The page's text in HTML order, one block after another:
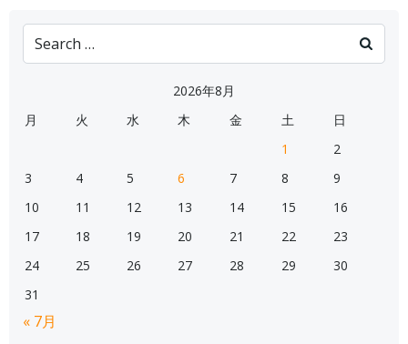
Search
for:
2026年8月
月
火 水 木 金 土
日
1
2
3
4 5 6 7 8
9
10
11 12 13 14 15
16
17
18 19 20 21 22
23
24
25 26 27 28 29
30
31
« 7月